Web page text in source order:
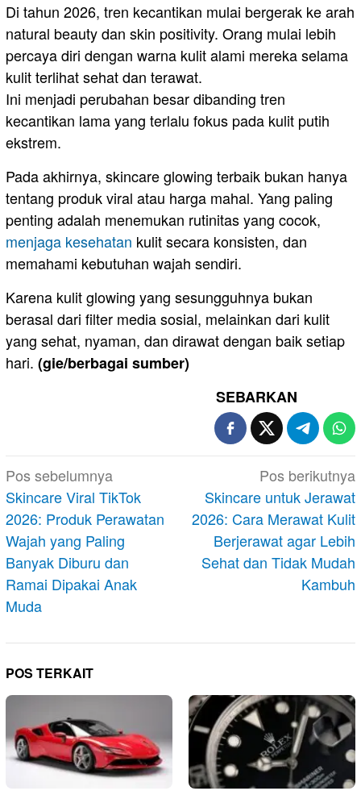
Di tahun 2026, tren kecantikan mulai bergerak ke arah
natural beauty dan skin positivity. Orang mulai lebih
percaya diri dengan warna kulit alami mereka selama
kulit terlihat sehat dan terawat.
Ini menjadi perubahan besar dibanding tren
kecantikan lama yang terlalu fokus pada kulit putih
ekstrem.
Pada akhirnya, skincare glowing terbaik bukan hanya
tentang produk viral atau harga mahal. Yang paling
penting adalah menemukan rutinitas yang cocok,
menjaga kesehatan kulit secara konsisten, dan
memahami kebutuhan wajah sendiri.
Karena kulit glowing yang sesungguhnya bukan
berasal dari filter media sosial, melainkan dari kulit
yang sehat, nyaman, dan dirawat dengan baik setiap
hari. (gie/berbagai sumber)
SEBARKAN
Navigasi
pos
Pos sebelumnya
Skincare Viral TikTok
2026: Produk Perawatan
Wajah yang Paling
Banyak Diburu dan
Ramai Dipakai Anak
Muda
Pos berikutnya
Skincare untuk Jerawat
2026: Cara Merawat Kulit
Berjerawat agar Lebih
Sehat dan Tidak Mudah
Kambuh
POS TERKAIT